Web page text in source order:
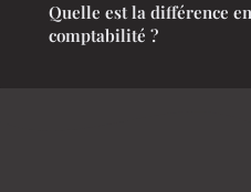
Quelle est la différence
comptabilité ?